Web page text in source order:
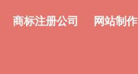
商标注册公司 网站制作